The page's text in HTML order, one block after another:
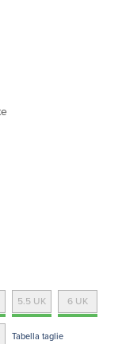
5.5 UK 6 UK
Tabella taglie